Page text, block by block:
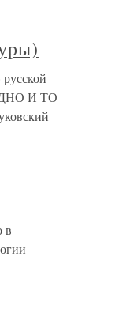
И ТО
в